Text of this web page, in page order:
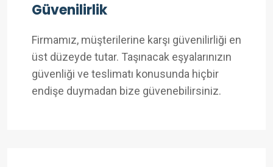
Güvenilirlik
Firmamız, müşterilerine karşı güvenilirliği en
üst düzeyde tutar. Taşınacak eşyalarınızın
güvenliği ve teslimatı konusunda hiçbir
endişe duymadan bize güvenebilirsiniz.